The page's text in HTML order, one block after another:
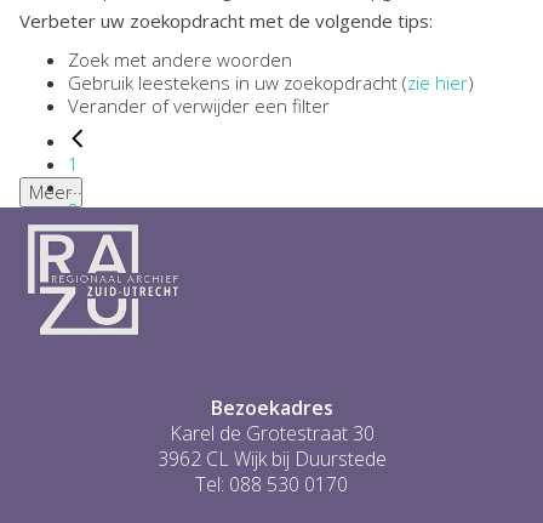
Verbeter uw zoekopdracht met de volgende tips:
Zoek met andere woorden
Gebruik leestekens in uw zoekopdracht (zie hier)
Verander of verwijder een filter
1
...
2
3
4
5
6
...
Meer
Bezoekadres
Karel de Grotestraat 30
3962 CL Wijk bij Duurstede
Tel: 088 530 0170